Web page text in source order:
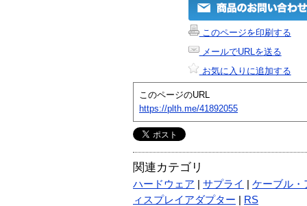
このページを印刷する
メールでURLを送る
お気に入りに追加する
このページのURL
https://plth.me/41892055
関連カテゴリ
ハードウェア サプライ
ケーブル・
ィスプレイアダプター
RS